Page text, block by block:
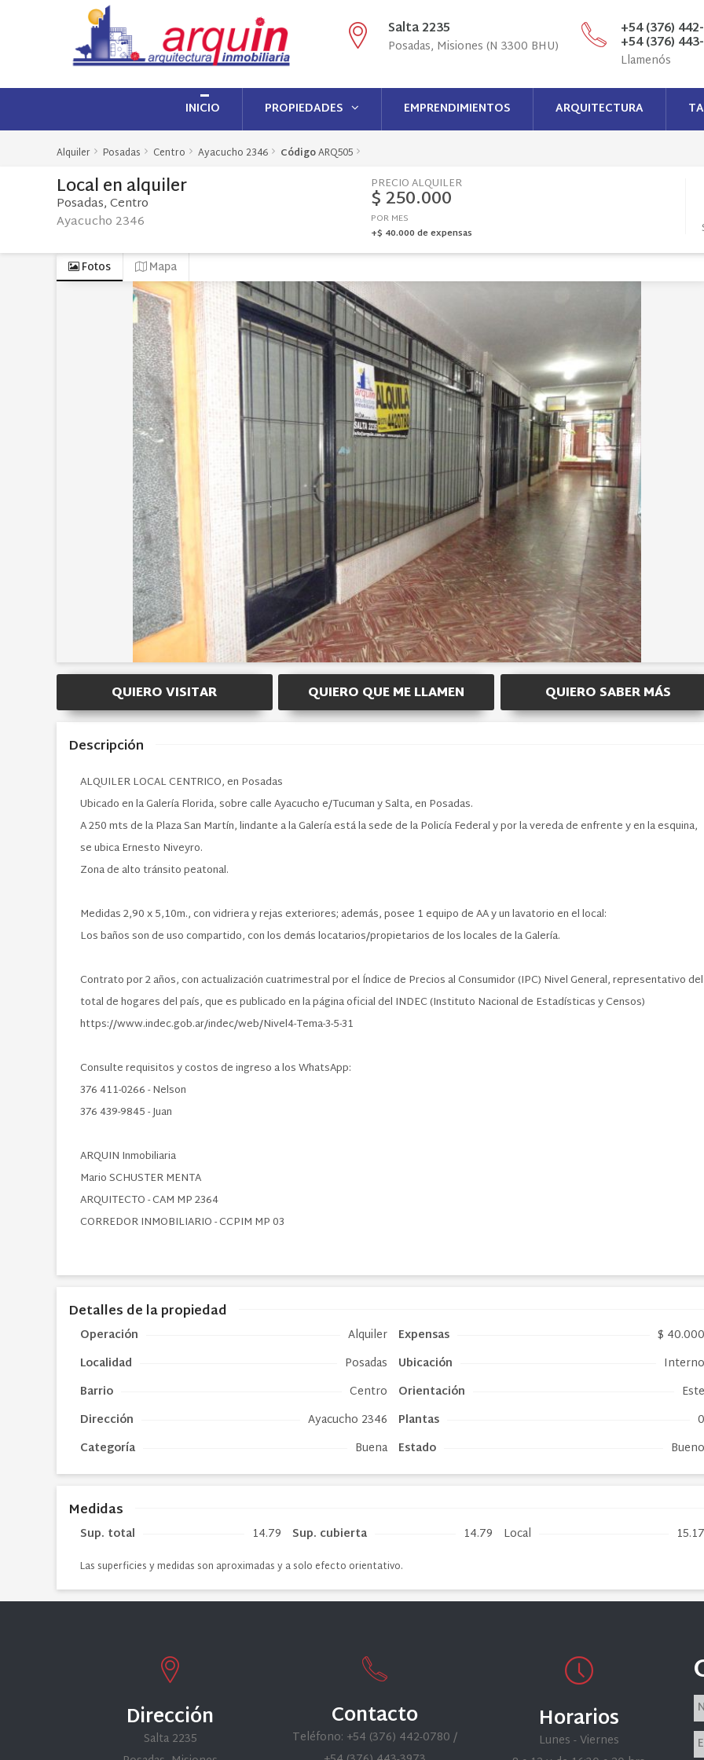
Salta 2235
Posadas, Misiones (N 3300 BHU)
+54 (376)
+54 (376)
Llamenós
INICIO PROPIEDADES EMPRENDIMIENTOS ARQUITECTURA
Alquiler Posadas Centro Ayacucho 2346 CódigoARQ505
Localenalquiler
Posadas Centro
Ayacucho 2346
PRECIO ALQUILER
$ 250.000
POR MES
+$ 40.000 de expensas
Fotos Mapa
QUIERO VISITAR QUIERO QUE ME LLAMEN QUIERO SABER MÁS
Descripción
ALQUILER LOCAL CENTRICO, en Posadas
Ubicado en la GaleríaFlorida, sobre calle Ayacucho e/Tucuman y Salta, en Posadas.
A 250 mts de la Plaza San Martín, lindante a la Galería está la sede de la Policía Federal y por la vereda de enfrente y en la esquina,
se ubica Ernesto Niveyro.
Zona de alto tránsito peatonal.
Medidas 2,90 x 5,10m., con vidrieray rejas exteriores; además, posee 1 equipo de AA y un lavatorio en el local:
Los baños son de uso compartido, con los demás locatarios/propietarios de los locales de la Galería.
Contrato por 2 años, con actualización cuatrimestral por el Índice de Precios al Consumidor (IPC) Nivel General, representativo del
total de hogares del país, que es publicado en la página oficial del INDEC (Instituto Nacional de Estadísticas y Censos)
https://www.indec.gob.ar/indec/web/Nivel4-Tema-3-5-31
Consulte requisitos y costos de ingreso a los WhatsApp:
376 411-0266 - Nelson
376 439-9845 - Juan
ARQUIN Inmobiliaria
Mario SCHUSTER MENTA
ARQUITECTO - CAM MP 2364
CORREDOR INMOBILIARIO - CCPIM MP 03
Detalles de la propiedad
Operación
Alquiler
Localidad
Posadas
Barrio
Centro
Dirección
Ayacucho 2346
Categoría
Buena
Expensas
$ 40.000
Ubicación
Interno
Orientación
Este
Plantas
0
Estado
Bueno
Medidas
Sup. total 14.79 Sup. cubierta 14.79 Local 15.17
Las superficies y medidas son aproximadas y a solo efecto orientativo.
Dirección
Salta 2235
Contacto
Teléfono: +54 (376) 442-0780 /
Horarios
Lunes - Viernes